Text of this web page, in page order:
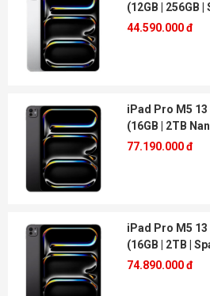
(12GB | 256GB |
44.590.000 đ
iPad Pro M5 13
(16GB | 2TB
77.190.000 đ
iPad Pro M5
(16GB | 2TB |
74.890.000 đ